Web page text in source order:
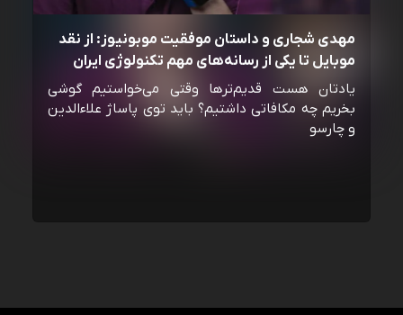
مهدی شجاری و داستان موفقیت موبونیوز: از نقد
موبایل تا یکی از رسانه‌‌های مهم تکنولوژی ایران
یادتان هست قدیم‌ترها وقتی می‌خواستیم گوشی
بخریم چه مکافاتی داشتیم؟ باید توی پاساژ علاءالدین
و چارسو